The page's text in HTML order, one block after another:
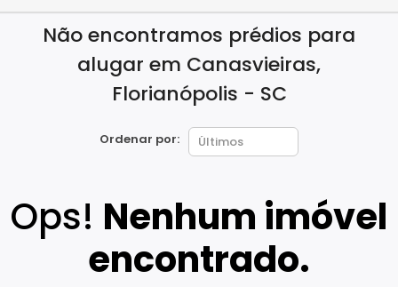
Não encontramos prédios para
alugar em Canasvieiras,
Florianópolis - SC
Ordenar por:
Ops! Nenhum imóvel
encontrado.